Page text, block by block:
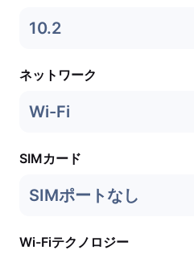
10.2
ネットワーク
Wi-Fi
SIMカード
SIMポートなし
Wi-Fiテクノロジー